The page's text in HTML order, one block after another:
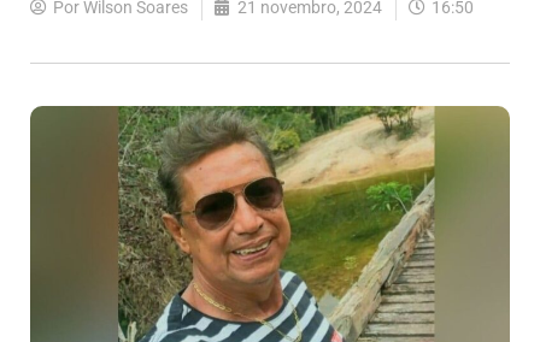
PorWilson Soares 21 novembro, 2024 16:50